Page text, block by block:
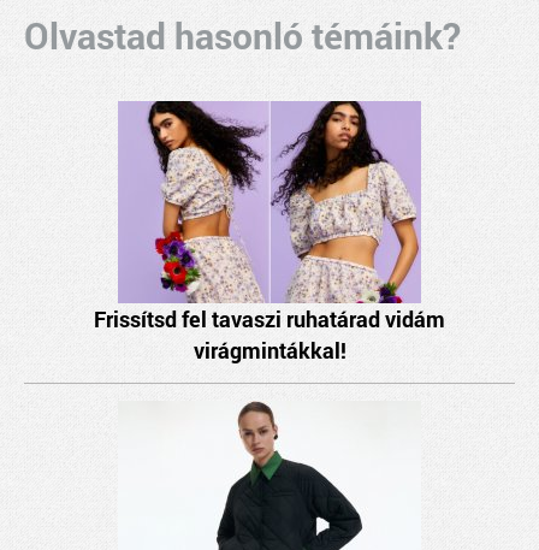
Olvastad hasonló témáink?
Frissítsd fel tavaszi ruhatárad vidám
virágmintákkal!